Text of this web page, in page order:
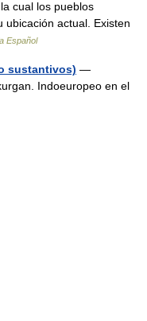
cual los pueblos
ubicación actual. Existen
Español
sustantivos) —
Indoeuropeo en el